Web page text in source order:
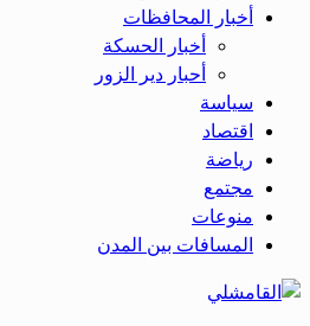
أخبار المحافظات
أخبار الحسكة
أحبار دير الزور
سياسة
اقتصاد
رياضة
مجتمع
منوعات
المسافات بين المدن